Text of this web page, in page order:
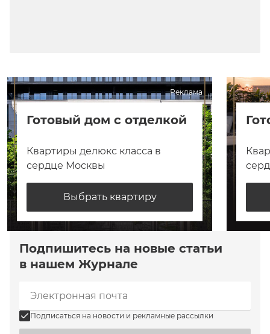
Реклама
Готовый дом с отделкой
Квартиры делюкс класса в
сердце Москвы
Выбрать квартиру
Подпишитесь на новые статьи
в нашем Журнале
Подписаться на новости и рекламные рассылки